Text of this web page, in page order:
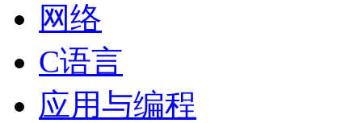
网络
C语言
应用与编程